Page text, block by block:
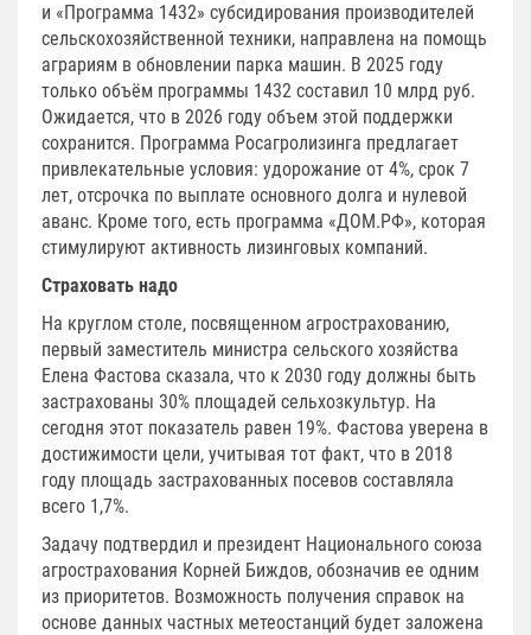
и «Программа 1432» субсидирования производителей
сельскохозяйственной техники, направлена на помощь
аграриям в обновлении парка машин. В 2025 году
только объём программы 1432 составил 10 млрд руб.
Ожидается, что в 2026 году объем этой поддержки
сохранится. Программа Росагролизинга предлагает
привлекательные условия: удорожание от 4%, срок 7
лет, отсрочка по выплате основного долга и нулевой
аванс. Кроме того, есть программа «ДОМ.РФ», которая
стимулируют активность лизинговых компаний.
Страховать надо
На круглом столе, посвященном агрострахованию,
первый заместитель министра сельского хозяйства
Елена Фастова сказала, что к 2030 году должны быть
застрахованы 30% площадей сельхозкультур. На
сегодня этот показатель равен 19%. Фастова уверена в
достижимости цели, учитывая тот факт, что в 2018
году площадь застрахованных посевов составляла
всего 1,7%.
Задачу подтвердил и президент Национального союза
агрострахования Корней Биждов, обозначив ее одним
из приоритетов. Возможность получения справок на
основе данных частных метеостанций будет заложена